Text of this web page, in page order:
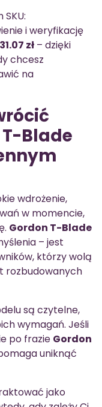
i weryfikację
zł – dzięki
chcesz
na
Blade
wdrożenie,
w momencie,
Gordon T-Blade
– jest
którzy wolą
rozbudowanych
są czytelne,
wymagań. Jeśli
po frazie Gordon
uniknąć
jako